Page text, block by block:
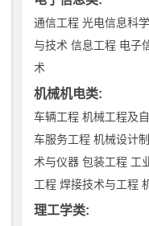
通信工程 光电信息科
与技术 信息工程 电子
术
机械机电类:
车辆工程 机械工程及
车服务工程 机械设计
术与仪器 包装工程 工
工程 焊接技术与工程
理工学类: